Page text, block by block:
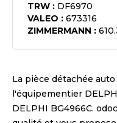
TRW : DF6970
VALEO : 673316
ZIMMERMANN :
La pièce détachée
l'équipementier
DELPHI BG4966C.